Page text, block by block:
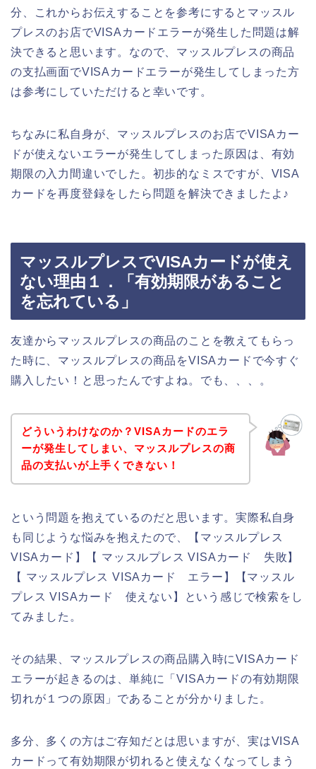
分、これからお伝えすることを参考にするとマッスル
プレスのお店でVISAカードエラーが発生した問題は解
決できると思います。なので、マッスルプレスの商品
の支払画面でVISAカードエラーが発生してしまった方
は参考にしていただけると幸いです。
ちなみに私自身が、マッスルプレスのお店でVISAカー
ドが使えないエラーが発生してしまった原因は、有効
期限の入力間違いでした。初歩的なミスですが、VISA
カードを再度登録をしたら問題を解決できましたよ♪
マッスルプレスでVISAカードが使え
ない理由１．「有効期限があること
を忘れている」
友達からマッスルプレスの商品のことを教えてもらっ
た時に、マッスルプレスの商品をVISAカードで今すぐ
購入したい！と思ったんですよね。でも、、、。
どういうわけなのか？VISAカードのエラ
ーが発生してしまい、マッスルプレスの商
品の支払いが上手くできない！
という問題を抱えているのだと思います。実際私自身
も同じような悩みを抱えたので、【マッスルプレス
VISAカード】【 マッスルプレス VISAカード 失敗】
【 マッスルプレス VISAカード エラー】【マッスル
プレス VISAカード 使えない】という感じで検索をし
てみました。
その結果、マッスルプレスの商品購入時にVISAカード
エラーが起きるのは、単純に「VISAカードの有効期限
切れが１つの原因」であることが分かりました。
多分、多くの方はご存知だとは思いますが、実はVISA
カードって有効期限が切れると使えなくなってしまう